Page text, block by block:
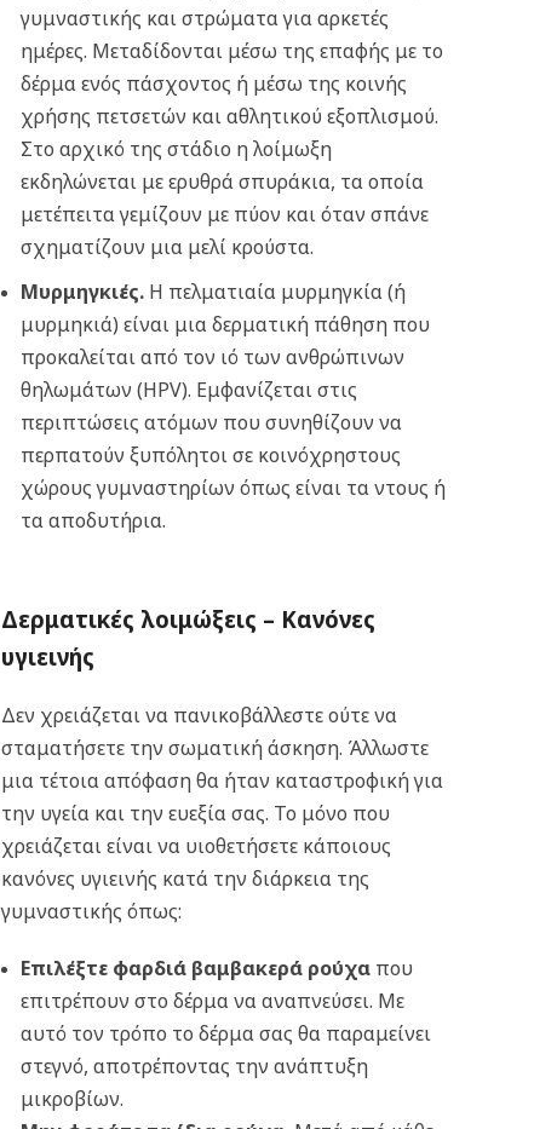
γυμναστικής και στρώματα για αρκετές
ημέρες. Μεταδίδονται μέσω της επαφής με το
δέρμα ενός πάσχοντος ή μέσω της κοινής
χρήσης πετσετών και αθλητικού εξοπλισμού.
Στο αρχικό της στάδιο η λοίμωξη
εκδηλώνεται με ερυθρά σπυράκια, τα οποία
μετέπειτα γεμίζουν με πύον και όταν σπάνε
σχηματίζουν μια μελί κρούστα.
Μυρμηγκιές.Η πελματιαία μυρμηγκία (ή
μυρμηκιά) είναι μια δερματική πάθηση που
προκαλείται από τον ιό των ανθρώπινων
θηλωμάτων (HPV). Εμφανίζεται στις
περιπτώσεις ατόμων που συνηθίζουν να
περπατούν ξυπόλητοι σε κοινόχρηστους
χώρους γυμναστηρίων όπως είναι τα ντους ή
τα αποδυτήρια.
Δερματικές λοιμώξεις – Κανόνες
υγιεινής
Δεν χρειάζεται να πανικοβάλλεστε ούτε να
σταματήσετε την σωματική άσκηση. Άλλωστε
μια τέτοια απόφαση θα ήταν καταστροφική για
την υγεία και την ευεξία σας. Το μόνο που
χρειάζεται είναι να υιοθετήσετε κάποιους
κανόνες υγιεινής κατά την διάρκεια της
γυμναστικής όπως:
Επιλέξτε φαρδιά βαμβακερά ρούχαπου
επιτρέπουν στο δέρμα να αναπνεύσει. Με
αυτό τον τρόπο το δέρμα σας θα παραμείνει
στεγνό, αποτρέποντας την ανάπτυξη
μικροβίων.